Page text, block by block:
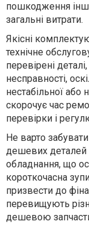
пошкодження
загальні витрати.
Якісні
технічне
перевірені
несправності,
нестабільної або
скорочує час
перевірки і
Не варто
дешевих деталей
обладнання, що
короткочасна
призвести до
перевищують
дешевою